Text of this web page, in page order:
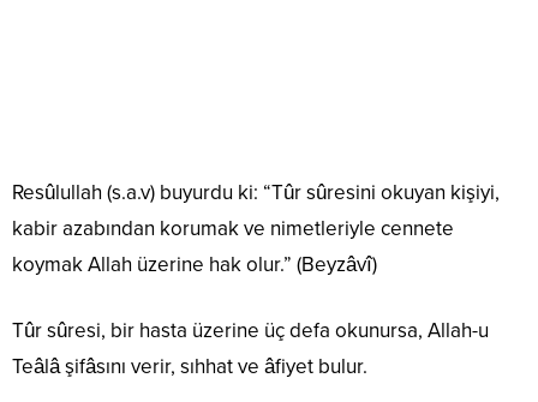
Resûlullah (s.a.v) buyurdu ki: “Tûr sûresini okuyan kişiyi,
kabir azabından korumak ve nimetleriyle cennete
koymak Allah üzerine hak olur.” (Beyzâvî)
Tûr sûresi, bir hasta üzerine üç defa okunursa, Allah-u
Teâlâ şifâsını verir, sıhhat ve âfiyet bulur.